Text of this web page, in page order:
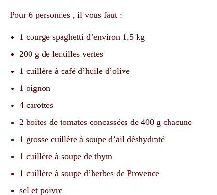
Pour 6 personnes , il vous faut :
1 courge spaghetti d’environ 1,5 kg
200 g de lentilles vertes
1 cuillère à café d’huile d’olive
1 oignon
4 carottes
2 boites de tomates concassées de 400 g chacune
1 grosse cuillère à soupe d’ail déshydraté
1 cuillère à soupe de thym
1 cuillère à soupe d’herbes de Provence
sel et poivre